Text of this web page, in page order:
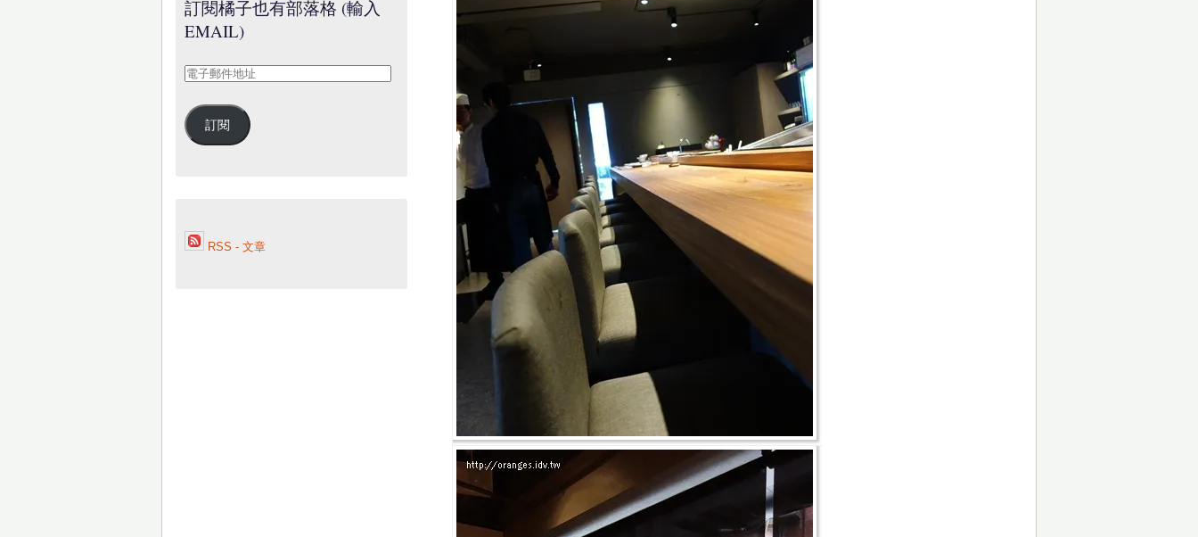
訂閱橘子也有部落格 (輸入
EMAIL)
電
郵
件
訂閱
RSS - 文章